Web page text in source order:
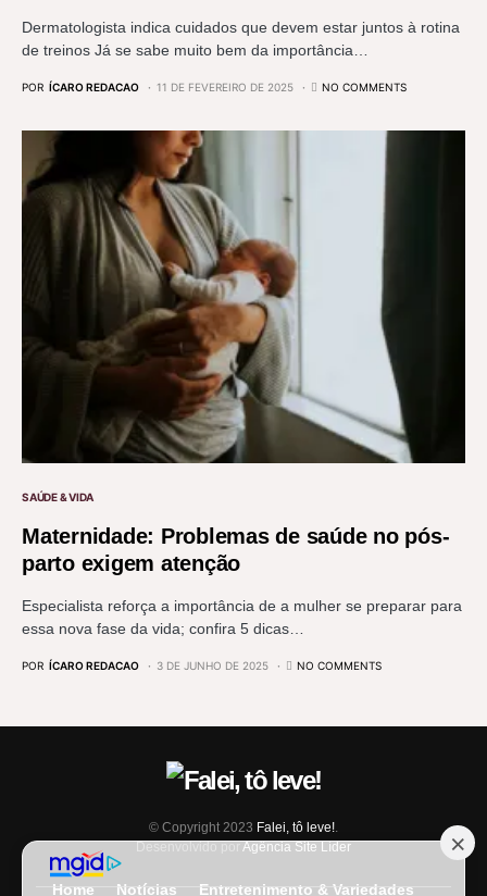
Dermatologista indica cuidados que devem estar juntos à rotina
de treinos Já se sabe muito bem da importância…
POR ÍCARO REDACAO 11 DE FEVEREIRO DE 2025 NO COMMENTS
SAÚDE & VIDA
Maternidade: Problemas de saúde no pós-
parto exigem atenção
Especialista reforça a importância de a mulher se preparar para
essa nova fase da vida; confira 5 dicas…
POR ÍCARO REDACAO 3 DE JUNHO DE 2025 NO COMMENTS
© Copyright 2023 Falei, tô leve!
Desenvolvido porAgência Site Líder
Home Notícias Entretenimento & Variedades